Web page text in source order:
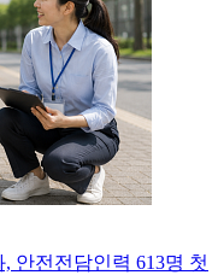
안전전담인력 613명 첫